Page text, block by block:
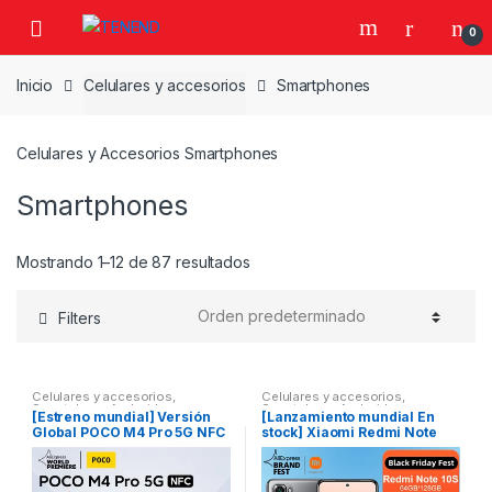
navigation
content
0
Inicio Celulares y accesorios Smartphones
Celulares y Accesorios Smartphones
Smartphones
Mostrando 1–12 de 87 resultados
Filters
Celulares y accesorios,
Smartphone Android,
Smartphones
[Estreno mundial] Versión
Global POCO M4 Pro 5G NFC
Smartphone 4GB 64GB/6GB
128GB MTK Dimensity 810,
6.6”, 33W Pro, 50MP,
Celulares y accesorios,
Smartphone Android
Smartphones
[Lanzamiento mundial En
stock] Xiaomi Redmi Note
10S Versión global
Smartphone 64MP Cámara
Procesador Helio G95